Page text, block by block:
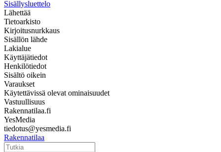
Sisällysluettelo
Lähettää
Tietoarkisto
Kirjoitusnurkkaus
Sisällön lähde
Lakialue
Käyttäjätiedot
Henkilötiedot
Sisältö oikein
Varaukset
Käytettävissä olevat ominaisuudet
Vastuullisuus
Rakennatilaa.fi
YesMedia
tiedotus@yesmedia.fi
Rakennatilaa